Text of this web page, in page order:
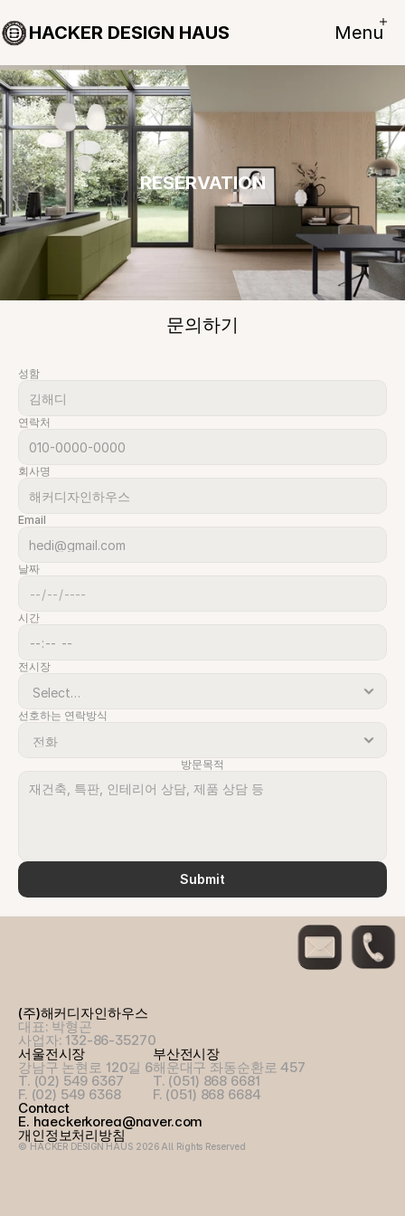
HACKER DESIGN HAUS Menu
RESERVATION
문의하기
(주)해커디자인하우스
대표: 박형곤
사업자: 132-86-35270
서울전시장
강남구 논현로 120길 6
T. (02) 549 6367
F. (02) 549 6368
부산전시장
해운대구 좌동순환로 457
T. (051) 868 6681
F. (051) 868 6684
Contact
E. haeckerkorea@naver.com
개인정보처리방침
© HACKER DESIGN HAUS 2026 All Rights Reserved
성함
연락처
회사명
Email
날짜
시간
전시장
선호하는 연락방식
방문목적
Submit